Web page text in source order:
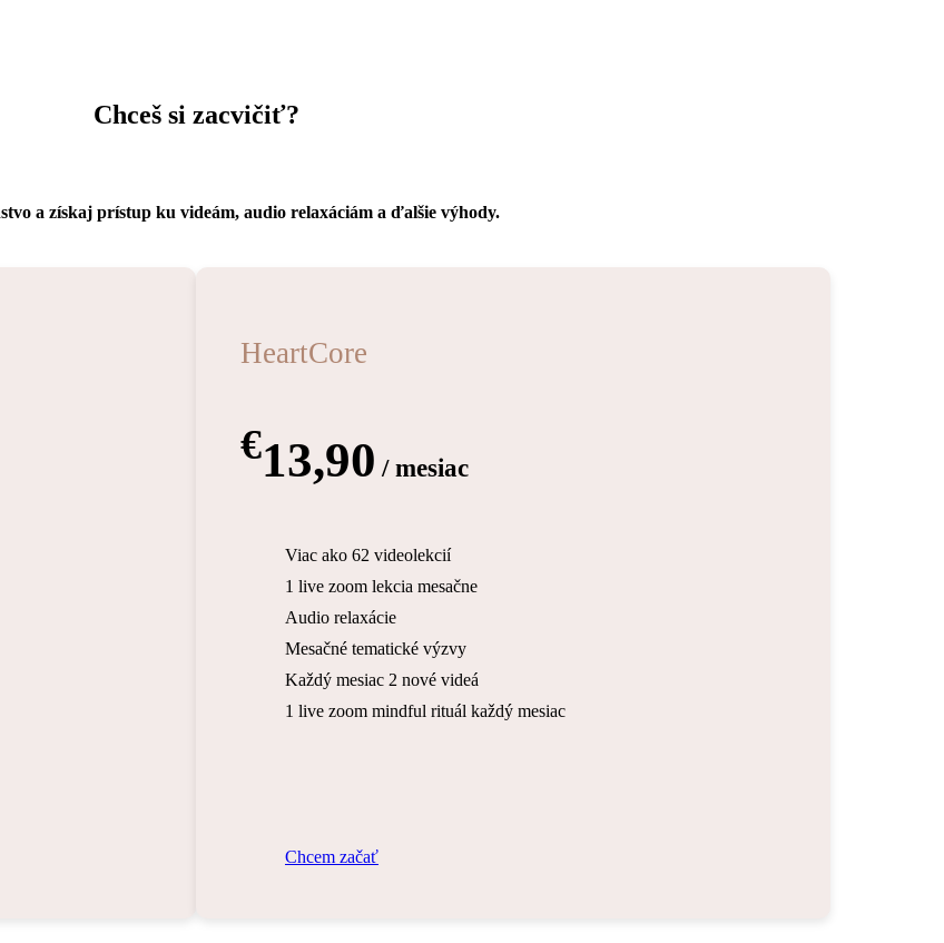
Chceš si zacvičiť?
a získaj prístup ku videám, audio relaxáciám a ďalšie výhody.
HeartCore
€13,90 / mesiac
Viac ako 62 videolekcií
1 live zoom lekcia mesačne
Audio relaxácie
Mesačné tematické výzvy
Každý mesiac 2 nové videá
1 live zoom mindful rituál každý mesiac
Chcem začať